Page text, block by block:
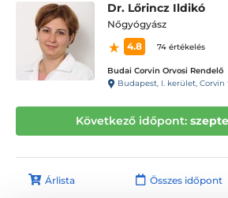
Dr. Lőrincz Ildikó
Nőgyógyász
4.8
74 értékelés
Budai Corvin Orvosi Rendelő
Budapest, I. kerület, Corvin
Következő időpont:
Árlista Összes időpont